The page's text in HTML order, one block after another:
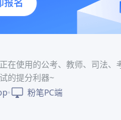
在使用的公考、教师、司法、
的提分利器~
粉笔PC端